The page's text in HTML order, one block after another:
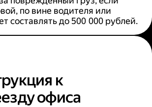
по вине водителя или
составлять до 500 000 рублей.
к
офиса